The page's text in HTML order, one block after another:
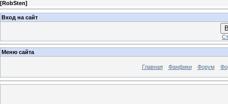
[RobSten]
Вход на сайт
Меню сайта
Главная Фанфики Форум